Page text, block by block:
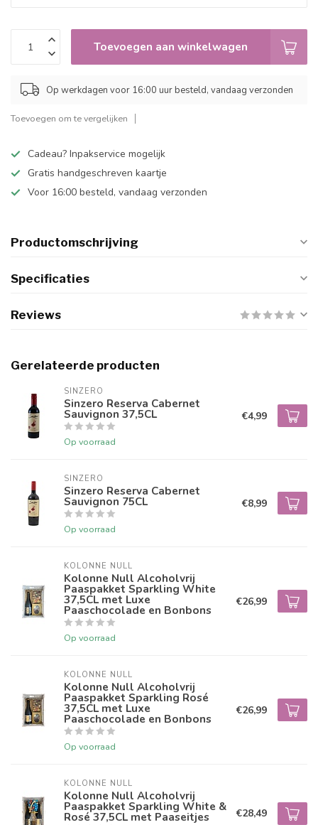
Toevoegen aan winkelwagen
Op werkdagen voor 16:00 uur besteld, vandaag verzonden
Toevoegen om te vergelijken
Cadeau? Inpakservice mogelijk
Gratis handgeschreven kaartje
Voor 16:00 besteld, vandaag verzonden
Productomschrijving
Specificaties
Reviews
Gerelateerde producten
SINZERO
Sinzero Reserva Cabernet
Sauvignon 37,5CL
Op voorraad
€4,99
SINZERO
Sinzero Reserva Cabernet
Sauvignon 75CL
Op voorraad
€8,99
KOLONNE NULL
Kolonne Null Alcoholvrij
Paaspakket Sparkling White
37,5CL met Luxe
Paaschocolade en Bonbons
Op voorraad
€26,99
KOLONNE NULL
Kolonne Null Alcoholvrij
Paaspakket Sparkling Rosé
37,5CL met Luxe
Paaschocolade en Bonbons
Op voorraad
€26,99
KOLONNE NULL
Kolonne Null Alcoholvrij
Paaspakket Sparkling White &
Rosé 37,5CL met Paaseitjes €28,49